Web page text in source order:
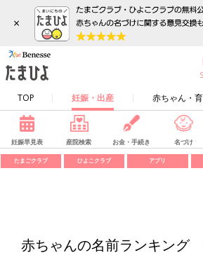
×
TOP 妊娠・出産 赤ちゃん・
妊娠早見表 産院検索 お金・手続き 名づけ
たまごクラブ ひよこクラブ アプリ
赤ちゃんの名前ランキング